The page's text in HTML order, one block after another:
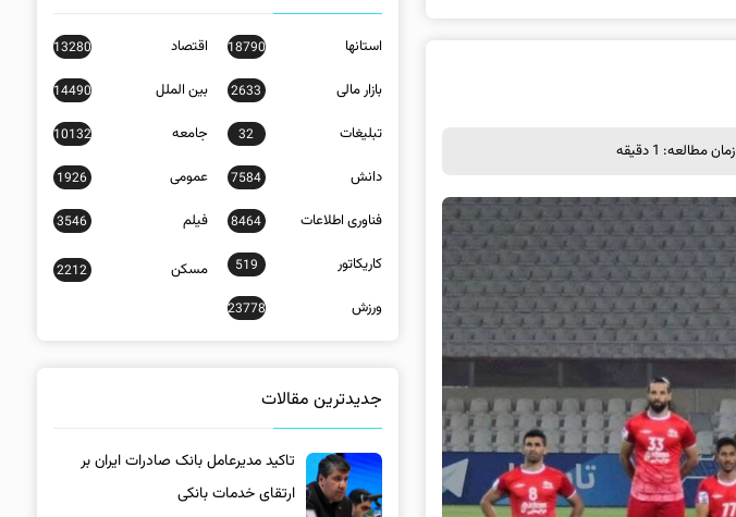
زمان مطالعه: 1 دقیقه
استانها 18790 اقتصاد 13280
بازار مالی 2633 بین الملل 14490
تبلیغات 32 جامعه 10132
دانش 7584 عمومی 1926
فناوری اطلاعات 8464 فیلم 3546
کاریکاتور 519 مسکن 2212
ورزش 23778
جدیدترین مقالات
تاکید مدیرعامل بانک صادرات ایران بر
ارتقای خدمات بانکی​